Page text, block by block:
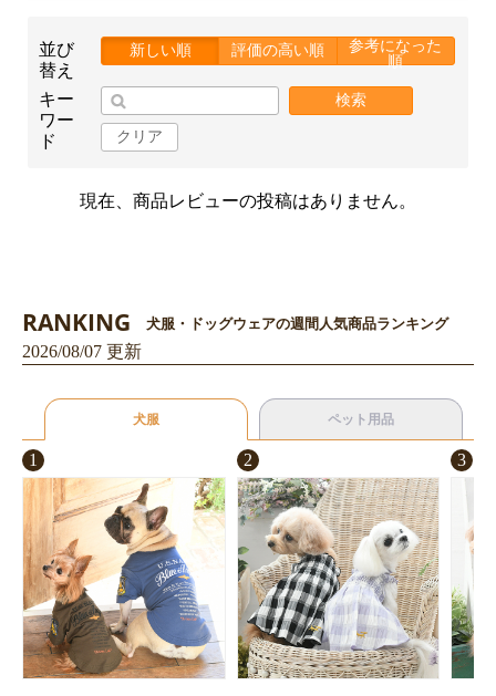
お買い物を続ける カートへ進む
並び
替え
新しい順 評価の高い順
参考になった
順
キー
ワー
ド
検索
クリア
現在、商品レビューの投稿はありません。
RANKING 犬服・ドッグウェアの週間人気商品ランキング
2026/08/07 更新
犬服 ペット用品
1 2 3